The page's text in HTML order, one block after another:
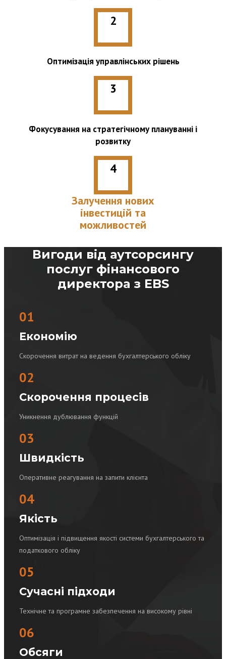
2
Оптимізація управлінських рішень
3
Фокусування на стратегічному плануванні і
розвитку
4
Залучення нових
інвестицій та
можливостей
Вигоди від аутсорсингу
послуг фінансового
директора з EBS
01
Економію
Скорочення витрат на ведення бухгалтерського обліку
02
Скорочення процесів
Уникнення дублювання функцій
03
Швидкість
Оперативне реагування на запити клієнта
04
Якість
Оптимізація і підвищення якості системи бухгалтерського та
податкового обліку
05
Сучасні підходи
Технічне та програмне забезпечення на високому рівні
06
Обсяги